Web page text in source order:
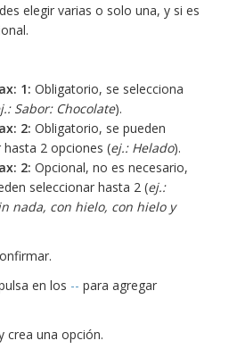
elegir varias o solo una, y si es
1: Obligatorio, se selecciona
Sabor: Chocolate).
2: Obligatorio, se pueden
hasta 2 opciones (ej.: Helado).
2: Opcional, no es necesario,
seleccionar hasta 2 (ej.:
nada, con hielo, con hielo y
en los -- para agregar
crea una opción.